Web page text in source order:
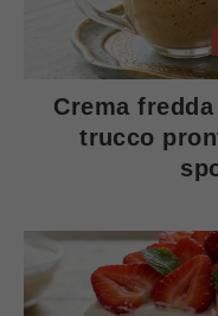
Crema
trucco